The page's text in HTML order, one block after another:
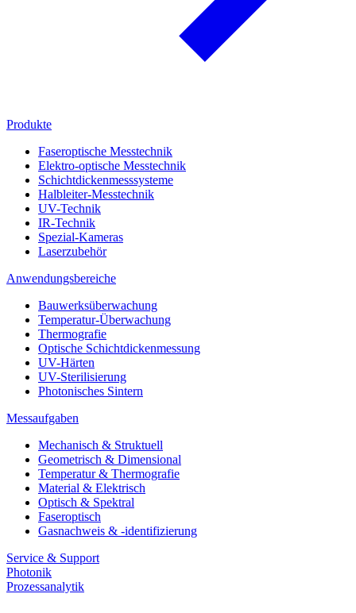
Produkte
Faseroptische Messtechnik
Elektro-optische Messtechnik
Schichtdickenmesssysteme
Halbleiter-Messtechnik
UV-Technik
IR-Technik
Spezial-Kameras
Laserzubehör
Anwendungsbereiche
Bauwerksüberwachung
Temperatur-Überwachung
Thermografie
Optische Schichtdickenmessung
UV-Härten
UV-Sterilisierung
Photonisches Sintern
Messaufgaben
Mechanisch & Struktuell
Geometrisch & Dimensional
Temperatur & Thermografie
Material & Elektrisch
Optisch & Spektral
Faseroptisch
Gasnachweis & -identifizierung
Service & Support
Photonik
Prozessanalytik